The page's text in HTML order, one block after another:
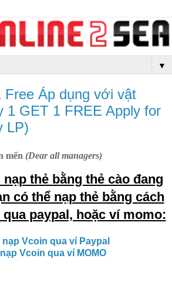
▼
Free Áp dụng với vật
1 GET 1 FREE Apply for
LP)
mến (Dear all managers)
thẻ bằng thẻ cào đang
có thể nạp thẻ bằng cách
paypal, hoặc ví momo:
Vcoin qua ví Paypal
Vcoin qua ví MOMO